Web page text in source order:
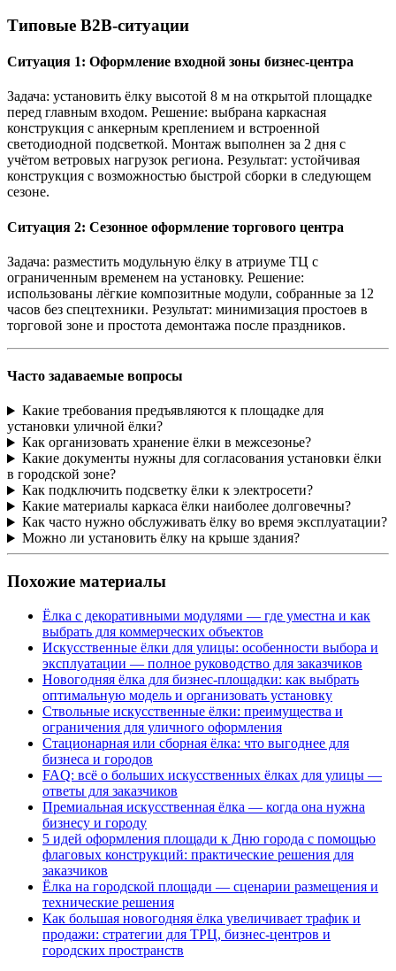
Типовые B2B-ситуации
Ситуация 1: Оформление входной зоны бизнес-центра
Задача: установить ёлку высотой 8 м на открытой площадке
перед главным входом. Решение: выбрана каркасная
конструкция с анкерным креплением и встроенной
светодиодной подсветкой. Монтаж выполнен за 2 дня с
учётом ветровых нагрузок региона. Результат: устойчивая
конструкция с возможностью быстрой сборки в следующем
сезоне.
Ситуация 2: Сезонное оформление торгового центра
Задача: разместить модульную ёлку в атриуме ТЦ с
ограниченным временем на установку. Решение:
использованы лёгкие композитные модули, собранные за 12
часов без спецтехники. Результат: минимизация простоев в
торговой зоне и простота демонтажа после праздников.
Часто задаваемые вопросы
Какие требования предъявляются к площадке для
установки уличной ёлки?
Как организовать хранение ёлки в межсезонье?
Какие документы нужны для согласования установки ёлки
в городской зоне?
Как подключить подсветку ёлки к электросети?
Какие материалы каркаса ёлки наиболее долговечны?
Как часто нужно обслуживать ёлку во время эксплуатации?
Можно ли установить ёлку на крыше здания?
Похожие материалы
Ёлка с декоративными модулями — где уместна и как
выбрать для коммерческих объектов
Искусственные ёлки для улицы: особенности выбора и
эксплуатации — полное руководство для заказчиков
Новогодняя ёлка для бизнес-площадки: как выбрать
оптимальную модель и организовать установку
Ствольные искусственные ёлки: преимущества и
ограничения для уличного оформления
Стационарная или сборная ёлка: что выгоднее для
бизнеса и городов
FAQ: всё о больших искусственных ёлках для улицы —
ответы для заказчиков
Премиальная искусственная ёлка — когда она нужна
бизнесу и городу
5 идей оформления площади к Дню города с помощью
флаговых конструкций: практические решения для
заказчиков
Ёлка на городской площади — сценарии размещения и
технические решения
Как большая новогодняя ёлка увеличивает трафик и
продажи: стратегии для ТРЦ, бизнес-центров и
городских пространств